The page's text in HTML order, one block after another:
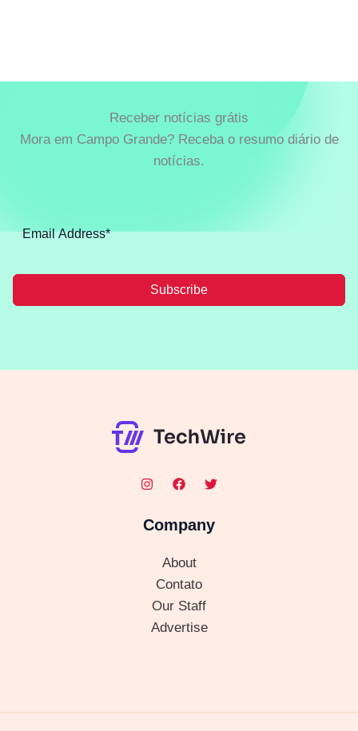
Receber notícias grátis
Mora em Campo Grande? Receba o resumo diário de
notícias.
Subscribe
Company
About
Contato
Our Staff
Advertise